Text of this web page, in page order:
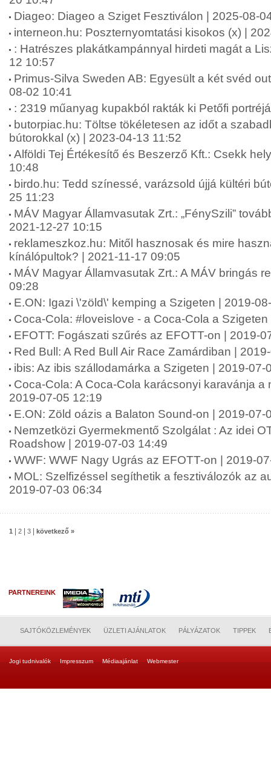
Diageo: Diageo a Sziget Fesztiválon | 2025-08-
interneon.hu: Poszternyomtatási kisokos (x) |
: Hatrészes plakátkampánnyal hirdeti magát a
12 10:57
Primus-Silva Sweden AB: Egyesült a két svéd
08-02 10:41
: 2319 műanyag kupakból rakták ki Petőfi
butorpiac.hu: Töltse tökéletesen az időt a
bútorokkal (x) | 2023-04-13 11:52
Alföldi Tej Értékesítő és Beszerző Kft.: Csekk
10:48
birdo.hu: Tedd színessé, varázsold újjá kültéri
25 11:23
MÁV Magyar Államvasutak Zrt.: „FénySzili”
2021-12-27 10:15
reklameszkoz.hu: Mitől hasznosak és mire
kínálópultok? | 2021-11-17 09:05
MÁV Magyar Államvasutak Zrt.: A MÁV bringás
09:28
E.ON: Igazi \'zöld\' kemping a Szigeten | 2019-
Coca-Cola: #loveislove - a Coca-Cola a
EFOTT: Fogászati szűrés az EFOTT-on | 2019-
Red Bull: A Red Bull Air Race Zamárdiban |
ibis: Az ibis szállodamárka a Szigeten | 2019-07-
Coca-Cola: A Coca-Cola karácsonyi karavánja a
2019-07-05 12:19
E.ON: Zöld oázis a Balaton Sound-on | 2019-07-
Nemzetközi Gyermekmentő Szolgálat : Az idei
Roadshow | 2019-07-03 14:49
WWF: WWF Nagy Ugrás az EFOTT-on | 2019-
MOL: Szelfizéssel segíthetik a fesztiválozók az
2019-07-03 06:34
1 2 3 következő »
PARTNEREINK
SAJTÓKÖZLEMÉNYEK ÜZLETI AJÁNLATOK PÁLYÁZATOK TIPPEK
Jogi tudnivalók Impresszum Médiaajánlat Webmester